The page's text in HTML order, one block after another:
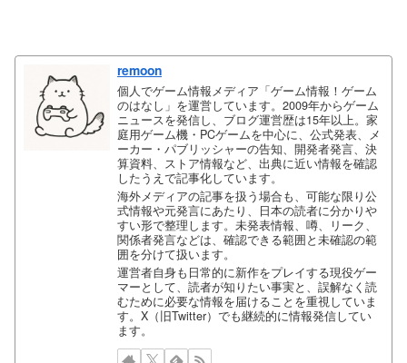
remoon
個人でゲーム情報メディア「ゲーム情報！ゲーム
のはなし」を運営しています。2009年からゲーム
ニュースを発信し、ブログ運営歴は15年以上。家
庭用ゲーム機・PCゲームを中心に、公式発表、メ
ーカー・パブリッシャーの告知、開発者発言、決
算資料、ストア情報など、出典に近い情報を確認
したうえで記事化しています。
海外メディアの記事を扱う場合も、可能な限り公
式情報や元発言にあたり、日本の読者に分かりや
すい形で整理します。未発表情報、噂、リーク、
関係者発言などは、確認できる範囲と未確認の範
囲を分けて扱います。
運営者自身も日常的に新作をプレイする現役ゲー
マーとして、読者が知りたい事実と、誤解なく読
むために必要な情報を届けることを重視していま
す。X（旧Twitter）でも継続的に情報発信してい
ます。